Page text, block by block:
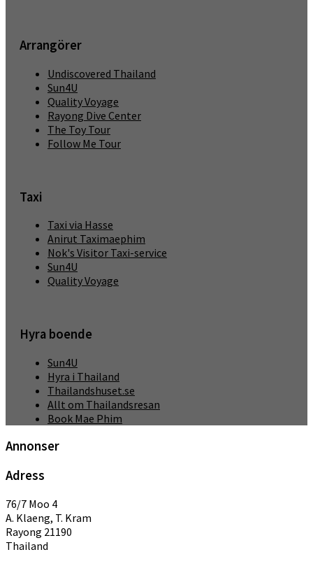
Arrangörer
Undiscovered Thailand
Sun4U
Quality Voyage
Rayong Dive Center
The Toy Tour
Follow Me Tour
Taxi
Taxi via Hasse
Anirut Taximaephim
Nok's Visitor Taxi-service
Sun4U
Quality Voyage
Hyra boende
Sun4U
Hyra i Thailand
Thailandshuset.se
Allt om Thailandsresan
Book Mae Phim
Annonser
Adress
76/7 Moo 4
A. Klaeng, T. Kram
Rayong 21190
Thailand